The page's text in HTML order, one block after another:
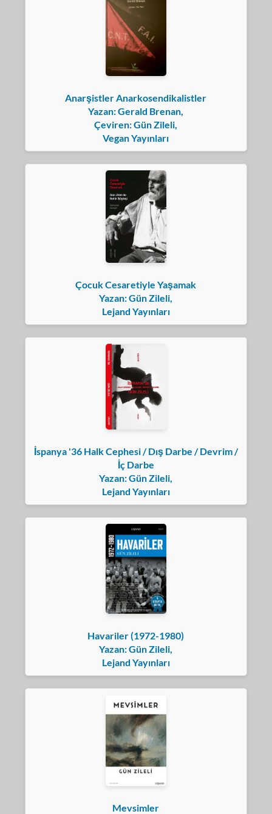
Anarşistler Anarkosendikalistler
Yazan: Gerald Brenan,
Çeviren: Gün Zileli,
Vegan Yayınları
Çocuk Cesaretiyle Yaşamak
Yazan: Gün Zileli,
Lejand Yayınları
İspanya '36 Halk Cephesi / Dış Darbe / Devrim /
İç Darbe
Yazan: Gün Zileli,
Lejand Yayınları
Havariler (1972-1980)
Yazan: Gün Zileli,
Lejand Yayınları
Mevsimler